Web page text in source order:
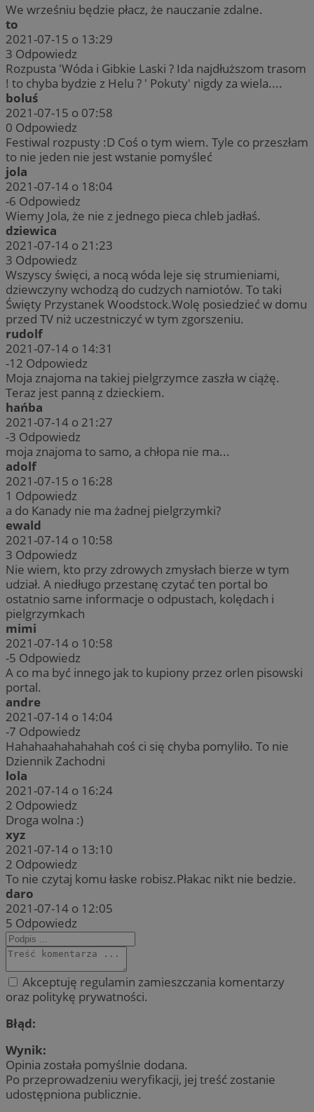
We wrześniu będzie płacz, że nauczanie zdalne.
to
2021-07-15 o 13:29
3 Odpowiedz
Rozpusta 'Wóda i Gibkie Laski ? Ida najdłuższom trasom
! to chyba bydzie z Helu ? ' Pokuty' nigdy za wiela....
boluś
2021-07-15 o 07:58
0 Odpowiedz
Festiwal rozpusty :D Coś o tym wiem. Tyle co przeszłam
to nie jeden nie jest wstanie pomyśleć
jola
2021-07-14 o 18:04
-6 Odpowiedz
Wiemy Jola, że nie z jednego pieca chleb jadłaś.
dziewica
2021-07-14 o 21:23
3 Odpowiedz
Wszyscy święci, a nocą wóda leje się strumieniami,
dziewczyny wchodzą do cudzych namiotów. To taki
Święty Przystanek Woodstock.Wolę posiedzieć w domu
przed TV niż uczestniczyć w tym zgorszeniu.
rudolf
2021-07-14 o 14:31
-12 Odpowiedz
Moja znajoma na takiej pielgrzymce zaszła w ciążę.
Teraz jest panną z dzieckiem.
hańba
2021-07-14 o 21:27
-3 Odpowiedz
moja znajoma to samo, a chłopa nie ma...
adolf
2021-07-15 o 16:28
1 Odpowiedz
a do Kanady nie ma żadnej pielgrzymki?
ewald
2021-07-14 o 10:58
3 Odpowiedz
Nie wiem, kto przy zdrowych zmysłach bierze w tym
udział. A niedługo przestanę czytać ten portal bo
ostatnio same informacje o odpustach, kolędach i
pielgrzymkach
mimi
2021-07-14 o 10:58
-5 Odpowiedz
A co ma być innego jak to kupiony przez orlen pisowski
portal.
andre
2021-07-14 o 14:04
-7 Odpowiedz
Hahahaahahahahah coś ci się chyba pomyliło. To nie
Dziennik Zachodni
lola
2021-07-14 o 16:24
2 Odpowiedz
Droga wolna :)
xyz
2021-07-14 o 13:10
2 Odpowiedz
To nie czytaj komu łaske robisz.Płakac nikt nie bedzie.
daro
2021-07-14 o 12:05
5 Odpowiedz
Akceptuję regulamin zamieszczania komentarzy
oraz politykę prywatności.
Błąd:
Wynik:
Opinia została pomyślnie dodana.
Po przeprowadzeniu weryfikacji, jej treść zostanie
udostępniona publicznie.